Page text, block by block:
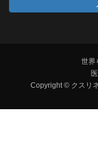
世界
Copyright © クスリ